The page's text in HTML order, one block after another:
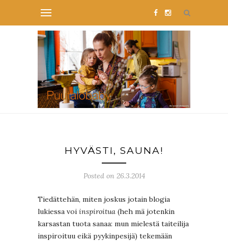
HYVÄSTI, SAUNA!
Posted on 26.3.2014
Tiedättehän, miten joskus jotain blogia
lukiessa voi inspiroitua (heh mä jotenkin
karsastan tuota sanaa: mun mielestä taiteilija
inspiroituu eikä pyykinpesijä) tekemään